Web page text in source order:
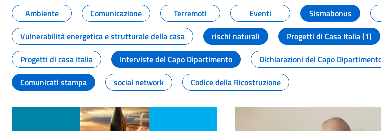
Tutti i contenuti della pagina NOTIZIE
Ambiente Comunicazione Terremoti Eventi Sismabonus
Vulnerabilità energetica e strutturale della casa
rischi naturali Progetti di Casa Italia (1)
Progetti di casa Italia
Interviste del Capo Dipartimento Dichiarazioni del Capo
Comunicati stampa
social network Codice della Ricostruzione